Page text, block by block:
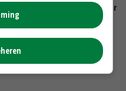
krimpt, pluimveesector
weg en doe vooral ook waar